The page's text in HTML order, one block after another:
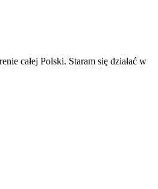
całej Polski. Staram się działać w